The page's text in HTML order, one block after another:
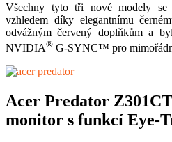
Všechny tyto tři nové modely se
vzhledem díky elegantnímu
odvážným červený doplňkům a
NVIDIA® G-SYNC™ pro
Acer Predator
monitor s funkcí Eye-